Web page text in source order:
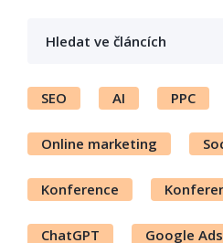
SEO AI PPC
Online marketing
Konference
ChatGPT Google Ads